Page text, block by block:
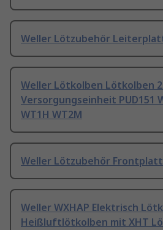
Weller Lötzubehör
Weller Lötkolben Lötkolben
Versorgungseinheit PUD151
WT1H WT2M
Weller Lötzubehör
Weller WXHAP Elektrisch
Heißluftlötkolben mit XHT